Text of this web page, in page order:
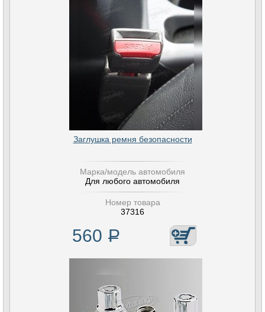
Заглушка ремня безопасности
Марка/модель автомобиля
Для любого автомобиля
Номер товара
37316
560 Р